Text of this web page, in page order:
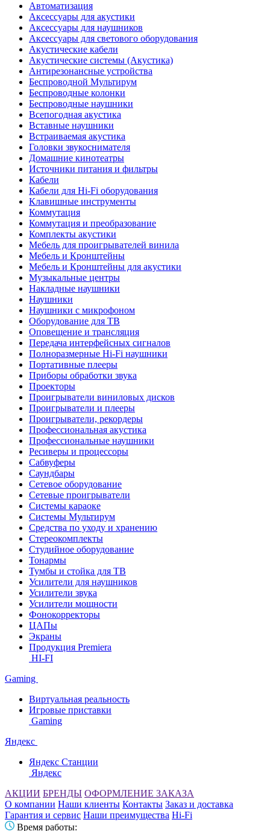
Автоматизация
Аксессуары для акустики
Аксессуары для наушников
Аксессуары для светового оборудования
Акустические кабели
Акустические системы (Акустика)
Антирезонансные устройства
Беспроводной Мультирум
Беспроводные колонки
Беспроводные наушники
Всепогодная акустика
Вставные наушники
Встраиваемая акустика
Головки звукоснимателя
Домашние кинотеатры
Источники питания и фильтры
Кабели
Кабели для Hi-Fi оборудования
Клавишные инструменты
Коммутация
Коммутация и преобразование
Комплекты акустики
Мебель для проигрывателей винила
Мебель и Кронштейны
Мебель и Кронштейны для акустики
Музыкальные центры
Накладные наушники
Наушники
Наушники с микрофоном
Оборудование для ТВ
Оповещение и трансляция
Передача интерфейсных сигналов
Полноразмерные Hi-Fi наушники
Портативные плееры
Приборы обработки звука
Проекторы
Проигрыватели виниловых дисков
Проигрыватели и плееры
Проигрыватели, рекордеры
Профессиональная акустика
Профессиональные наушники
Ресиверы и процессоры
Сабвуферы
Саундбары
Сетевое оборудование
Сетевые проигрыватели
Системы караоке
Системы Мультирум
Средства по уходу и хранению
Стереокомплекты
Студийное оборудование
Тонармы
Тумбы и стойка для ТВ
Усилители для наушников
Усилители звука
Усилители мощности
Фонокорректоры
ЦАПы
Экраны
Продукция Premiera
HI-FI
Gaming
Виртуальная реальность
Игровые приставки
Gaming
Яндекс
Яндекс Станции
Яндекс
АКЦИИ БРЕНДЫ ОФОРМЛЕНИЕ ЗАКАЗА
О компании Наши клиенты Контакты Заказ и доставка
Гарантия и сервис Наши преимущества Hi-Fi
Время работы: